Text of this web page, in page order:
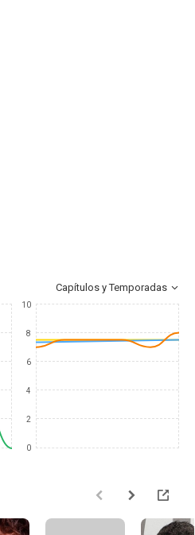
Capítulos y Temporadas
10
8
6
4
2
0